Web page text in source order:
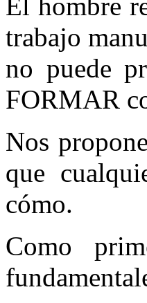
trabajo
no puede
FORMAR
Nos
que
cómo.
Como